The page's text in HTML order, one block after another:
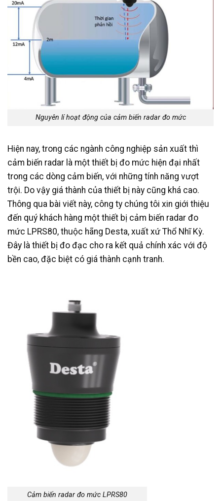
Nguyên lí hoạt động của cảm biến radar đo mức
Hiện nay, trong các ngành công nghiệp sản xuất thì
cảm biến radar là một thiết bị đo mức hiện đại nhất
trong các dòng cảm biến, với những tính năng vượt
trội. Do vậy giá thành của thiết bị này cũng khá cao.
Thông qua bài viết này, công ty chúng tôi xin giới thiệu
đến quý khách hàng một thiết bị cảm biến radar đo
mức LPRS80, thuộc hãng Desta, xuất xứ Thổ Nhĩ Kỳ.
Đây là thiết bị đo đạc cho ra kết quả chính xác với độ
bền cao, đặc biệt có giá thành cạnh tranh.
Cảm biến radar đo mức LPRS80